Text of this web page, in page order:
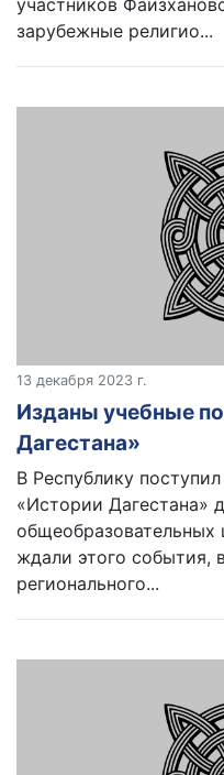
участников
зарубежные религио...
13 декабря 2023 г.
Изданы учебные
Дагестана»
В Республику
«Истории Дагестана»
ждали этого события,
регионального...